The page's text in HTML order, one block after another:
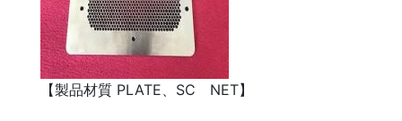
【製品材質 PLATE、SC NET】